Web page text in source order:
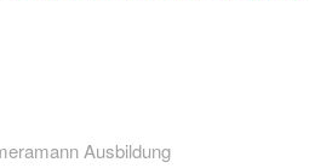
Ausbildung